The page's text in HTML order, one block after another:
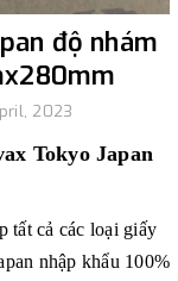
độ nhám
2023
Tokyo Japan
tất cả các loại giấy
nhập khẩu 100%